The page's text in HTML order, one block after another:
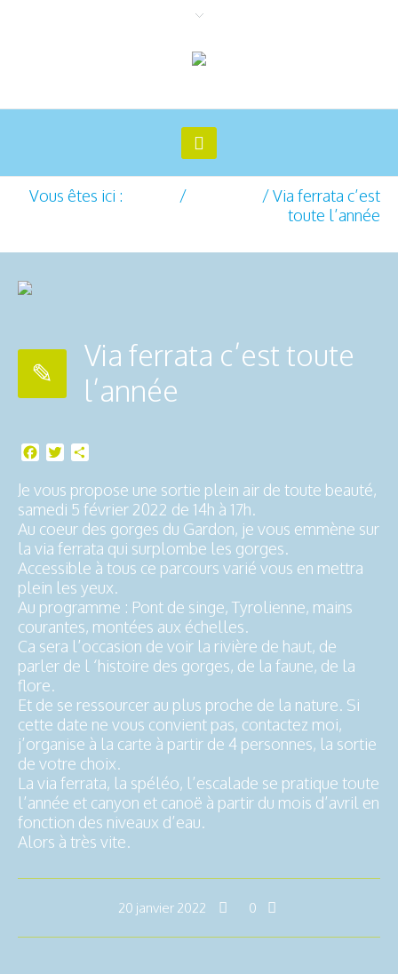
Vous êtes ici : / /Via ferrata c’est
toute l’année
Via ferrata c’est toute
l’année
Facebook
Twitter
Je vous propose une sortie plein air de toute beauté,
samedi 5 février 2022 de 14h à 17h.
Au coeur des gorges du Gardon, je vous emmène sur
la via ferrata qui surplombe les gorges.
Accessible à tous ce parcours varié vous en mettra
plein les yeux.
Au programme : Pont de singe, Tyrolienne, mains
courantes, montées aux échelles.
Ca sera l’occasion de voir la rivière de haut, de
parler de l ‘histoire des gorges, de la faune, de la
flore.
Et de se ressourcer au plus proche de la nature. Si
cette date ne vous convient pas, contactez moi,
j’organise à la carte à partir de 4 personnes, la sortie
de votre choix.
La via ferrata, la spéléo, l’escalade se pratique toute
l’année et canyon et canoë à partir du mois d’avril en
fonction des niveaux d’eau.
Alors à très vite.
20 janvier 2022 0